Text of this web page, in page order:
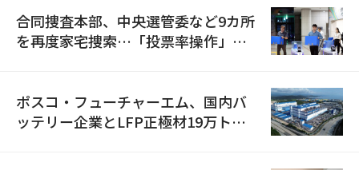
合同捜査本部、中央選管委など9カ所
を再度家宅捜索…「投票率操作」の
ポスコ・フューチャーエム、国内バ
ッテリー企業とLFP正極材19万トン